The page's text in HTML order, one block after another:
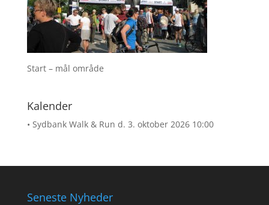
Start – mål område
Kalender
• Sydbank Walk & Run d. 3. oktober 2026 10:00
Seneste Nyheder